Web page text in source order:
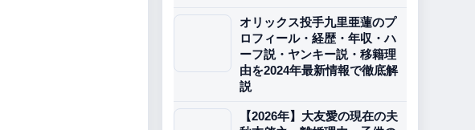
オリックス投手九里亜蓮のプ
ロフィール・経歴・年収・ハ
ーフ説・ヤンキー説・移籍理
由を2024年最新情報で徹底解
説
【2026年】大友愛の現在の夫